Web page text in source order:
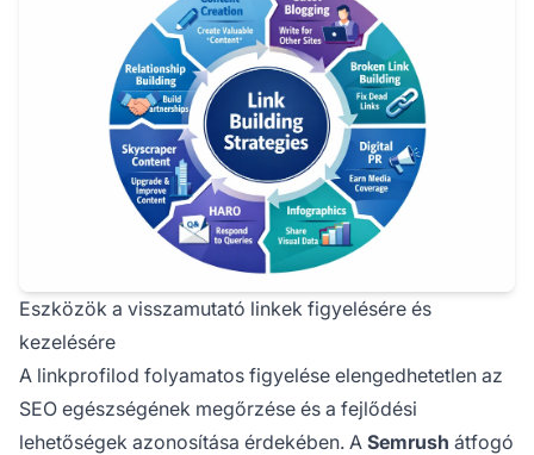
Eszközök a visszamutató linkek figyelésére és
kezelésére
A linkprofilod folyamatos figyelése elengedhetetlen az
SEO egészségének megőrzése és a fejlődési
lehetőségek azonosítása érdekében. A Semrush átfogó